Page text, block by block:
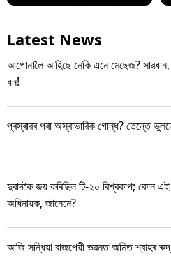
Latest News
আপোনালৈ আহিছে নেকি এনে মেছেজ?
ধন!
প্ৰস্ৰাৱৰ পৰা অস্বাভাৱিক গোন্ধ? তেন্তে
দুবাৰকৈ জয় কৰিছিল টি-২০ বিশ্বকাপ; কোন
অধিনায়ক, জানেনে?
আজি সন্ধিয়া বাজপেয়ী ভৱনত অমিত শ্বাহৰ